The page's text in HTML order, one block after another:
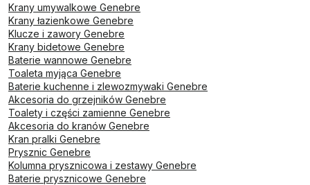
Krany umywalkowe Genebre
Krany łazienkowe Genebre
Klucze i zawory Genebre
Krany bidetowe Genebre
Baterie wannowe Genebre
Toaleta myjąca Genebre
Baterie kuchenne i zlewozmywaki Genebre
Akcesoria do grzejników Genebre
Toalety i części zamienne Genebre
Akcesoria do kranów Genebre
Kran pralki Genebre
Prysznic Genebre
Kolumna prysznicowa i zestawy Genebre
Baterie prysznicowe Genebre